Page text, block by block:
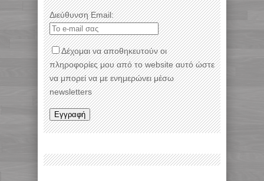
Διεύθυνση Email:
Δέχομαι να αποθηκευτούν οι
πληροφορίες μου από το website αυτό ώστε
να μπορεί να με ενημερώνει μέσω
newsletters